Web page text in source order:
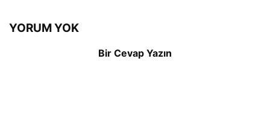
YORUM YOK
Bir Cevap Yazın